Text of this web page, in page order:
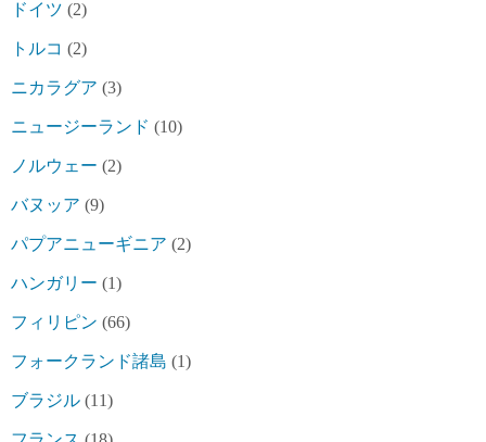
ドイツ (2)
トルコ (2)
ニカラグア (3)
ニュージーランド (10)
ノルウェー (2)
バヌッア (9)
パプアニューギニア (2)
ハンガリー (1)
フィリピン (66)
フォークランド諸島 (1)
ブラジル (11)